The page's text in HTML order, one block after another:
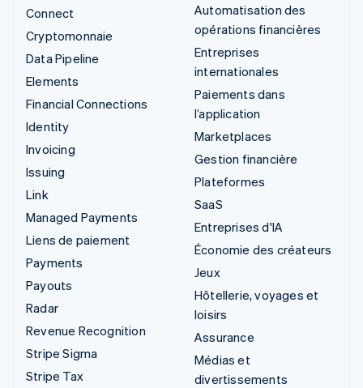
Connect
Cryptomonnaie
Data Pipeline
Elements
Financial Connections
Identity
Invoicing
Issuing
Link
Managed Payments
Liens de paiement
Payments
Payouts
Radar
Revenue Recognition
Stripe Sigma
Stripe Tax
Automatisation des
opérations financières
Entreprises
internationales
Paiements dans
l’application
Marketplaces
Gestion financière
Plateformes
SaaS
Entreprises d'IA
Économie des créateurs
Jeux
Hôtellerie, voyages et
loisirs
Assurance
Médias et
divertissements